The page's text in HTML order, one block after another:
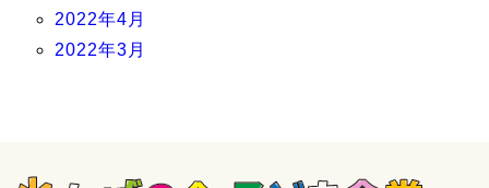
2022年4月
2022年3月